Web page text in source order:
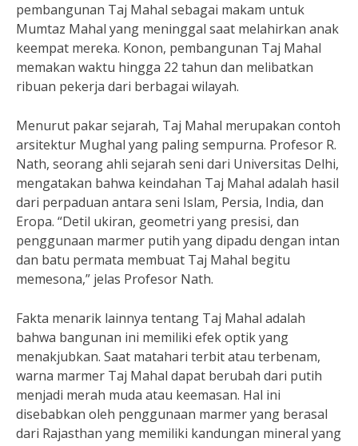
pembangunan Taj Mahal sebagai makam untuk
Mumtaz Mahal yang meninggal saat melahirkan anak
keempat mereka. Konon, pembangunan Taj Mahal
memakan waktu hingga 22 tahun dan melibatkan
ribuan pekerja dari berbagai wilayah.
Menurut pakar sejarah, Taj Mahal merupakan contoh
arsitektur Mughal yang paling sempurna. Profesor R.
Nath, seorang ahli sejarah seni dari Universitas Delhi,
mengatakan bahwa keindahan Taj Mahal adalah hasil
dari perpaduan antara seni Islam, Persia, India, dan
Eropa. “Detil ukiran, geometri yang presisi, dan
penggunaan marmer putih yang dipadu dengan intan
dan batu permata membuat Taj Mahal begitu
memesona,” jelas Profesor Nath.
Fakta menarik lainnya tentang Taj Mahal adalah
bahwa bangunan ini memiliki efek optik yang
menakjubkan. Saat matahari terbit atau terbenam,
warna marmer Taj Mahal dapat berubah dari putih
menjadi merah muda atau keemasan. Hal ini
disebabkan oleh penggunaan marmer yang berasal
dari Rajasthan yang memiliki kandungan mineral yang